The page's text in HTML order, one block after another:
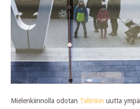
Mielenkiinnolla odotan Tallinkin uutta